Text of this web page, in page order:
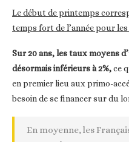
Le début de printemps
temps fort de l’année pour
Sur 20 ans, les taux moyens
désormais inférieurs à 2%,ce
en premier lieu aux primo-
besoin de se financer sur du
En moyenne, les